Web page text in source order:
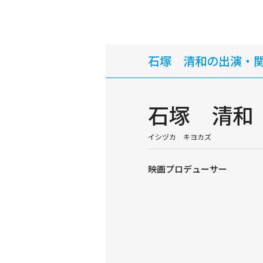
石塚 清和の出演・
石塚 清和
イシヅカ キヨカズ
映画プロデューサー